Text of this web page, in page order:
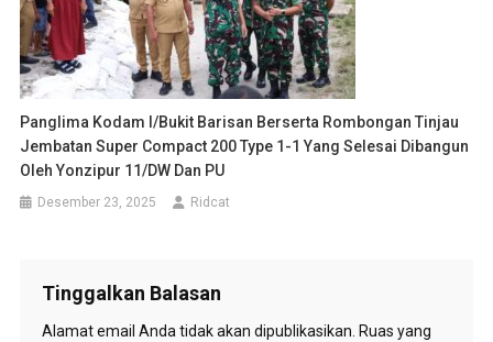
Panglima Kodam I/Bukit Barisan Berserta Rombongan Tinjau
Jembatan Super Compact 200 Type 1-1 Yang Selesai Dibangun
Oleh Yonzipur 11/DW Dan PU
Desember 23, 2025 Ridcat
Tinggalkan Balasan
Alamat email Anda tidak akan dipublikasikan. Ruas yang